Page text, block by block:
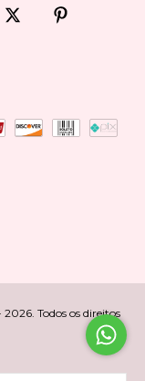
Todos os direitos